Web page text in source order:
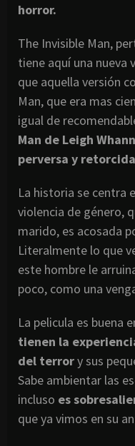
horror.
The Invisible Man,
tiene aquí una nueva
que aquella versión
Man, que era mas
igual de
Man de Leigh
perversa y
La historia se centra
violencia de género,
marido, es acosada
Literalmente lo que
este hombre le
poco, como una
La pelicula es buena
tienen la
del terrory sus
Sabe ambientar las
incluso es
que ya vimos en su